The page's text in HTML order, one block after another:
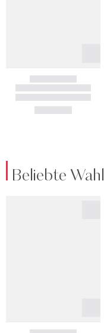
Beliebte Wahl